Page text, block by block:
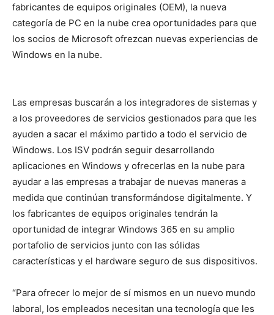
fabricantes de equipos originales (OEM), la nueva
categoría de PC en la nube crea oportunidades para que
los socios de Microsoft ofrezcan nuevas experiencias de
Windows en la nube.
Las empresas buscarán a los integradores de sistemas y
a los proveedores de servicios gestionados para que les
ayuden a sacar el máximo partido a todo el servicio de
Windows. Los ISV podrán seguir desarrollando
aplicaciones en Windows y ofrecerlas en la nube para
ayudar a las empresas a trabajar de nuevas maneras a
medida que continúan transformándose digitalmente. Y
los fabricantes de equipos originales tendrán la
oportunidad de integrar Windows 365 en su amplio
portafolio de servicios junto con las sólidas
características y el hardware seguro de sus dispositivos.
“Para ofrecer lo mejor de sí mismos en un nuevo mundo
laboral, los empleados necesitan una tecnología que les